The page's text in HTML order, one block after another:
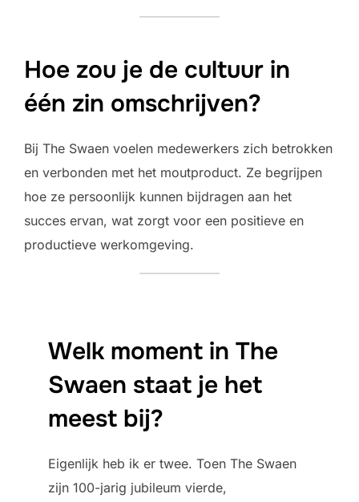
Hoe zou je de cultuur in
één zin omschrijven?
Bij The Swaen voelen medewerkers zich betrokken
en verbonden met het moutproduct. Ze begrijpen
hoe ze persoonlijk kunnen bijdragen aan het
succes ervan, wat zorgt voor een positieve en
productieve werkomgeving.
Welk moment in The
Swaen staat je het
meest bij?
Eigenlijk heb ik er twee. Toen The Swaen
zijn 100-jarig jubileum vierde,